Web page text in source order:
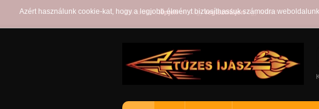
Üdvözöljük,lépjenbe vagyregisztráljonegy fiókot!
Azért használunk cookie-kat, hogy a legjobb élményt biztosíthassuk számodra